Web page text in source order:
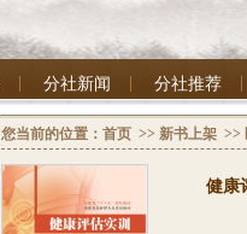
分社新闻 分社推荐
健康
您当前的位置： 首页 >> 新书上架 >>